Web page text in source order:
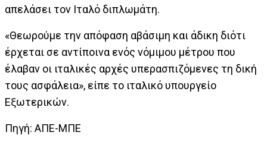
απελάσει τον Ιταλό διπλωμάτη.
«Θεωρούμε την απόφαση αβάσιμη και άδικη διότι
έρχεται σε αντίποινα ενός νόμιμου μέτρου που
έλαβαν οι ιταλικές αρχές υπερασπιζόμενες τη δική
τους ασφάλεια», είπε το ιταλικό υπουργείο
Εξωτερικών.
Πηγή: ΑΠΕ-ΜΠΕ